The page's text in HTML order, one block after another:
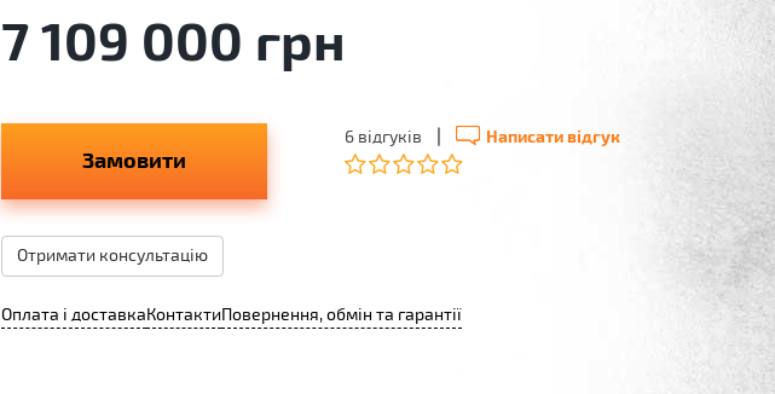
7 109 000 грн
Замовити
Отримати консультацію
6 відгуків Написати відгук
Оплата і доставкаКонтактиПовернення, обмін та гарантії